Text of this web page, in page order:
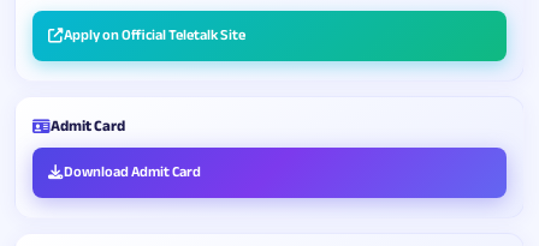
Apply on Official Teletalk Site
Admit Card
Download Admit Card